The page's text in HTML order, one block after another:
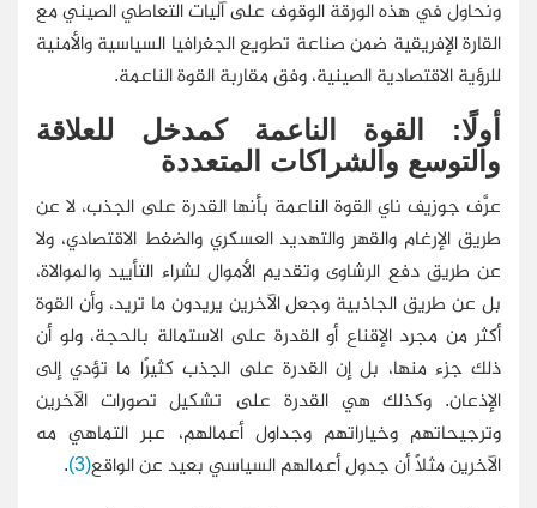
ونحاول في هذه الورقة الوقوف على آليات التعاطي الصيني مع
القارة الإفريقية ضمن صناعة تطويع الجغرافيا السياسية والأمنية
للرؤية الاقتصادية الصينية، وفق مقاربة القوة الناعمة.
أولًا: القوة الناعمة كمدخل للعلاقة
والتوسع والشراكات المتعددة
عرَّف جوزيف ناي القوة الناعمة بأنها القدرة على الجذب، لا عن
طريق الإرغام والقهر والتهديد العسكري والضغط الاقتصادي، ولا
عن طريق دفع الرشاوى وتقديم الأموال لشراء التأييد والموالاة،
بل عن طريق الجاذبية وجعل الآخرين يريدون ما تريد، وأن القوة
أكثر من مجرد الإقناع أو القدرة على الاستمالة بالحجة، ولو أن
ذلك جزء منها، بل إن القدرة على الجذب كثيرًا ما تؤدي إلى
الإذعان. وكذلك هي القدرة على تشكيل تصورات الآخرين
وترجيحاتهم وخياراتهم وجداول أعمالهم، عبر التماهي مه
الآخرين مثلًا أن جدول أعمالهم السياسي بعيد عن الواقع(3)
.